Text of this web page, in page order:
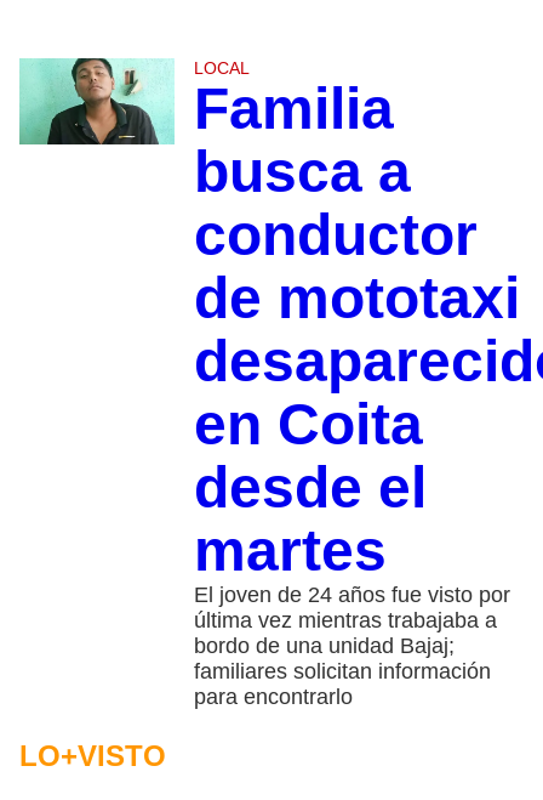
LOCAL
Familia
busca a
conductor
de mototaxi
en Coita
desde el
martes
El joven de 24 años fue visto por
última vez mientras trabajaba a
bordo de una unidad Bajaj;
familiares solicitan información
para encontrarlo
LO+VISTO